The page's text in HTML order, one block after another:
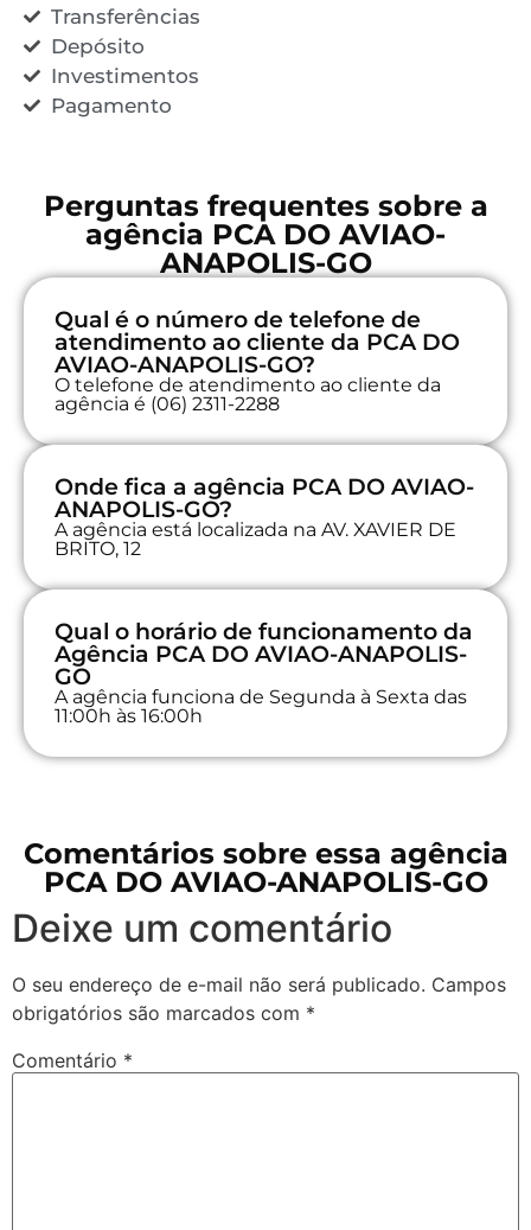
Transferências
Depósito
Investimentos
Pagamento
Perguntas frequentes sobre a
agência PCA DO AVIAO-
ANAPOLIS-GO
Qual é o número de telefone de
atendimento ao cliente da PCA DO
AVIAO-ANAPOLIS-GO?
O telefone de atendimento ao cliente da
agência é (06) 2311-2288
Onde fica a agência PCA DO AVIAO-
ANAPOLIS-GO?
A agência está localizada na AV. XAVIER DE
BRITO, 12
Qual o horário de funcionamento da
Agência PCA DO AVIAO-ANAPOLIS-
GO
A agência funciona de Segunda à Sexta das
11:00h às 16:00h
Comentários sobre essa agência
PCA DO AVIAO-ANAPOLIS-GO
Deixe um comentário
O seu endereço de e-mail não será publicado. Campos
obrigatórios são marcados com *
Comentário *